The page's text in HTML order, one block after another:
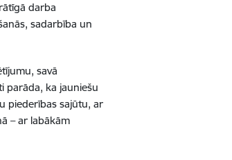
darba
sadarbība un
savā
parāda, ka jauniešu
piederības sajūtu, ar
– ar labākām